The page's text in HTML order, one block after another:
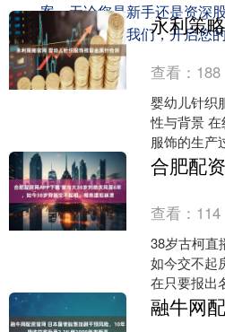
案，无论您是新手还是资深
资效率。选择我们，开启您
查看： 188
婴幼儿针织
性与背景
服饰的生产
是潜在的重
尖锐碎片可
查看： 114
38岁古柯直
如今交不起
在只要报出
2026年3月
广州....